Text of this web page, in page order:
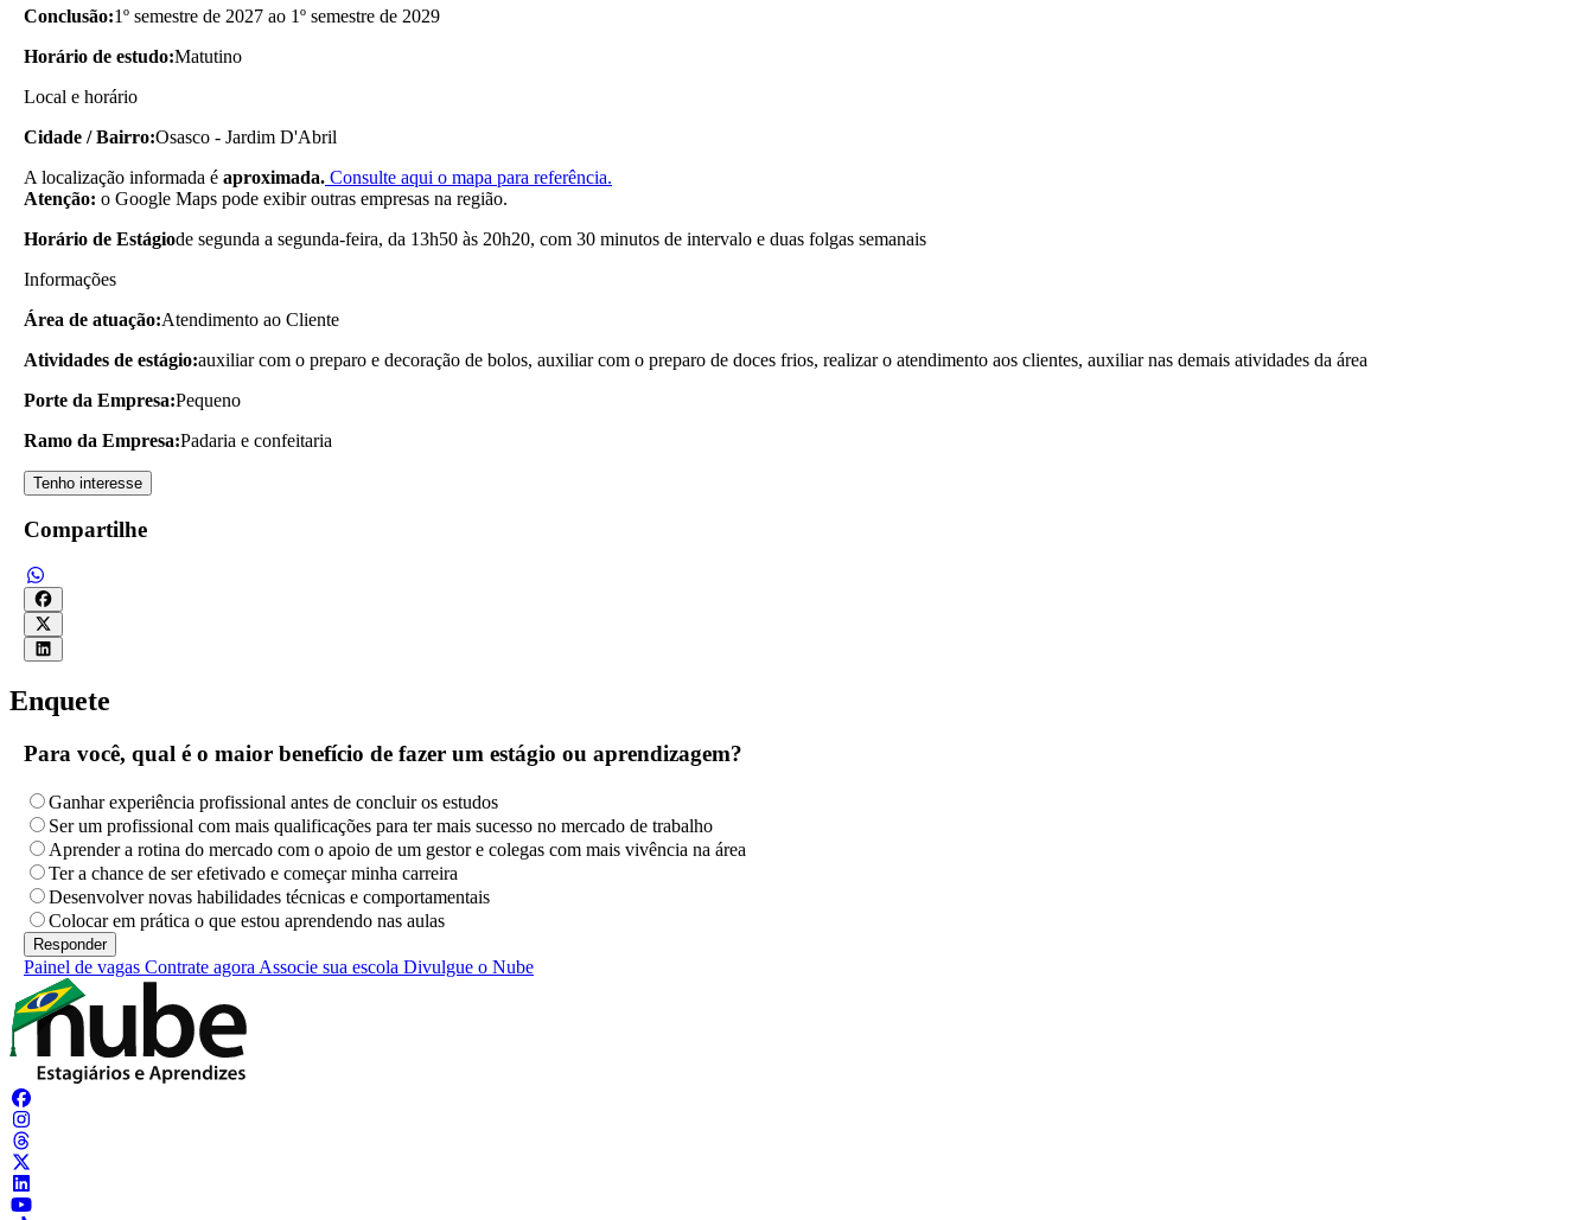
Conclusão:1º semestre de 2027 ao 1º semestre de 2029
Horário de estudo:Matutino
Local e horário
Cidade / Bairro:Osasco - Jardim D'Abril
A localização informada é aproximada. Consulte aqui o mapa para referência.
Atenção: o Google Maps pode exibir outras empresas na região.
Horário de Estágiode segunda a segunda-feira, da 13h50 às 20h20, com 30 minutos de intervalo e duas folgas semanais
Informações
Área de atuação:Atendimento ao Cliente
Atividades de estágio:auxiliar com o preparo e decoração de bolos, auxiliar com o preparo de doces frios, realizar o atendimento aos clientes, auxiliar nas demais atividades da área
Porte da Empresa:Pequeno
Ramo da Empresa:Padaria e confeitaria
Tenho interesse
Compartilhe
Enquete
Para você, qual é o maior benefício de fazer um estágio ou aprendizagem?
Ganhar experiência profissional antes de concluir os estudos
Ser um profissional com mais qualificações para ter mais sucesso no mercado de trabalho
Aprender a rotina do mercado com o apoio de um gestor e colegas com mais vivência na área
Ter a chance de ser efetivado e começar minha carreira
Desenvolver novas habilidades técnicas e comportamentais
Colocar em prática o que estou aprendendo nas aulas
Painel de vagas Contrate agora Associe sua escola Divulgue o Nube